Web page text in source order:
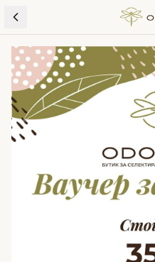
Skip to content